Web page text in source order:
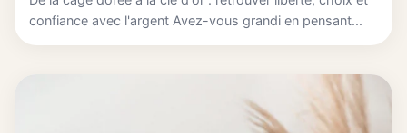
confiance avec l'argent Avez-vous grandi en pensant...